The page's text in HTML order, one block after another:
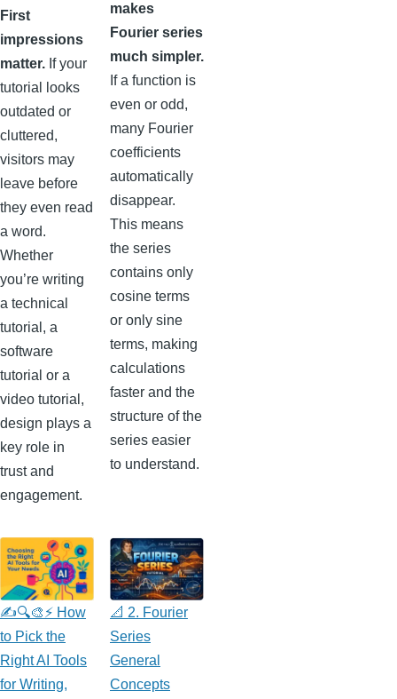
First
impressions
matter. If your
tutorial looks
outdated or
cluttered,
visitors may
leave before
they even read
a word.
Whether
you’re writing
a technical
tutorial, a
software
tutorial or a
video tutorial,
design plays a
key role in
trust and
engagement.
makes
Fourier series
much simpler.
If a function is
even or odd,
many Fourier
coefficients
automatically
disappear.
This means
the series
contains only
cosine terms
or only sine
terms, making
calculations
faster and the
structure of the
series easier
to understand.
✍️🔍🎨⚡ How
to Pick the
Right AI Tools
for Writing,
📐 2. Fourier
Series
General
Concepts